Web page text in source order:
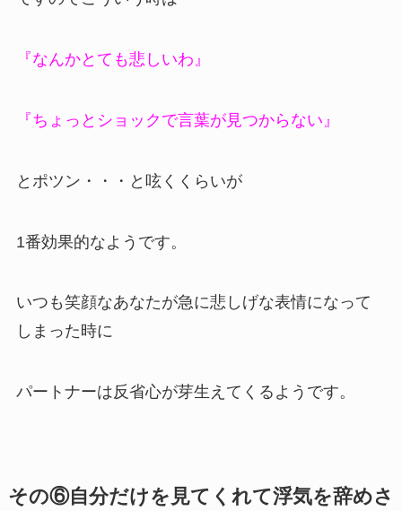
『なんかとても悲しいわ』
『ちょっとショックで言葉が見つからない』
とポツン・・・と呟くくらいが
1番効果的なようです。
いつも笑顔なあなたが急に悲しげな表情になって
しまった時に
パートナーは反省心が芽生えてくるようです。
その⑥自分だけを見てくれて浮気を辞めさ